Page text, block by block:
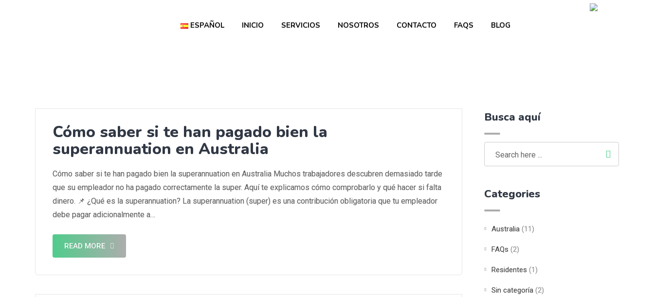
ESPAÑOL INICIO SERVICIOS NOSOTROS CONTACTO FAQS BLOG
Cómo saber si te han pagado bien la
superannuation en Australia
Cómo saber si te han pagado bien la superannuation en Australia Muchos trabajadores descubren demasiado tarde
que su empleador no ha pagado correctamente la super. Aquí te explicamos cómo comprobarlo y qué hacer si falta
dinero. 📌 ¿Qué es la superannuation? La superannuation (super) es una contribución obligatoria que tu empleador
debe pagar adicionalmente a…
READ MORE
Busca aquí
Categories
Australia(11)
FAQs (2)
Residentes (1)
Sin categoría(2)